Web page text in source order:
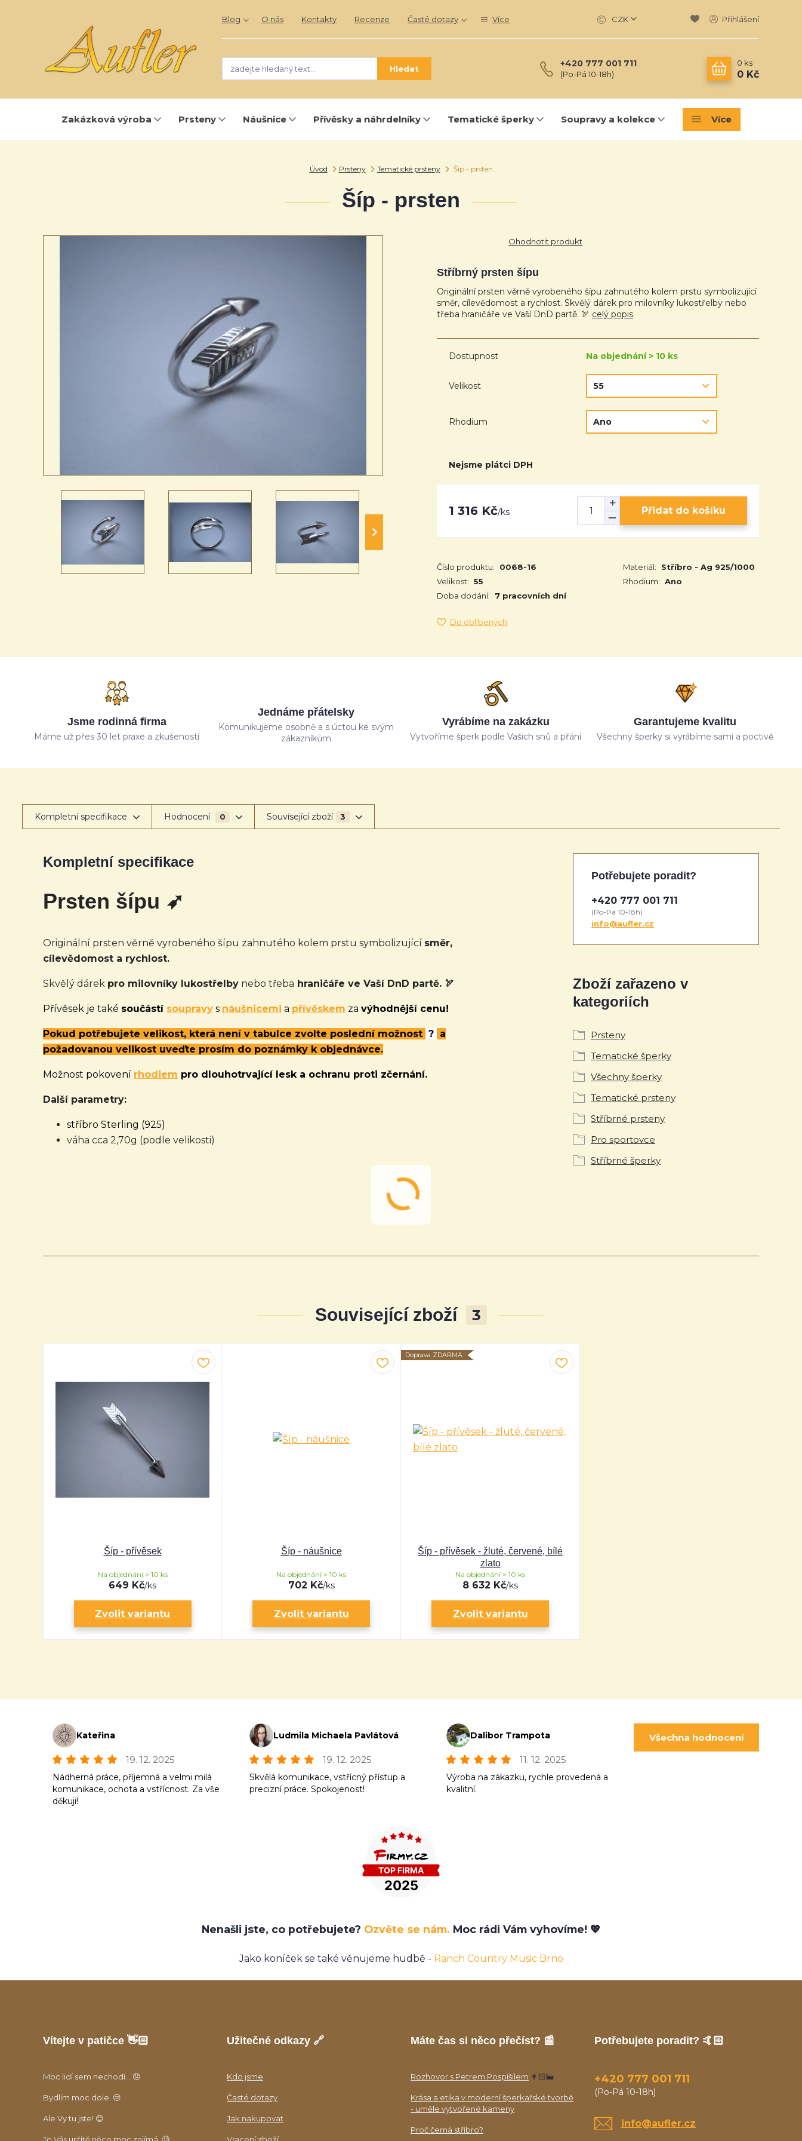
Blog O nás Kontakty Recenze Časté dotazy Více CZK Přihlášení
Hledat +420 777 001 711
(Po-Pá 10-18h)
0 ks
0 Kč
Zakázková výroba Prsteny Náušnice Přívěsky a náhrdelníky Tematické šperky Soupravy a kolekce Více
Úvod Prsteny Tematické prsteny Šíp - prsten
Šíp - prsten
Ohodnotit produkt
Stříbrný prsten šípu
Originální prsten věrně vyrobeného šípu zahnutého kolem prstu symbolizující
směr, cílevědomost a rychlost. Skvělý dárek pro milovníky lukostřelby nebo
třeba hraničáře ve Vaší DnD partě. 🏹 celý popis
Dostupnost Na objednání > 10 ks
Velikost
Rhodium
Nejsme plátci DPH
1 316 Kč/ks Přidat do košíku
Číslo produktu: 0068-16 Materiál:
Stříbro - Ag 925/1000
Velikost: 55 Rhodium: Ano
Doba dodání:
7 pracovních dní
Do oblíbených
Jsme rodinná firma
Máme už přes 30 let praxe a zkušeností
Jednáme přátelsky
Komunikujeme osobně a s úctou ke svým
zákazníkům
Vyrábíme na zakázku
Vytvoříme šperk podle Vašich snů a přání
Garantujeme kvalitu
Všechny šperky si vyrábíme sami a poctivě
Kompletní specifikace Hodnocení 0 Související zboží 3
Kompletní specifikace
Prsten šípu ➶
Originální prsten věrně vyrobeného šípu zahnutého kolem prstu symbolizující směr,
cílevědomost a rychlost.
Skvělý dárek pro milovníky lukostřelby nebo třeba hraničáře ve Vaší DnD partě. 🏹
Přívěsek je také součástí soupravy s náušnicemi a přívěskem za výhodnější cenu!
Pokud potřebujete velikost, která není v tabulce zvolte poslední možnost ? a
požadovanou velikost uveďte prosím do poznámky k objednávce.
Možnost pokovení rhodiem pro dlouhotrvající lesk a ochranu proti zčernání.
Další parametry:
stříbro Sterling (925)
váha cca 2,70g (podle velikosti)
Zboží zařazeno v
kategoriích
Prsteny
Tematické šperky
Všechny šperky
Tematické prsteny
Stříbrné prsteny
Pro sportovce
Stříbrné šperky
Potřebujete poradit?
+420 777 001 711
(Po-Pá 10-18h)
info@aufler.cz
Související zboží 3
Šíp - přívěsek
649 Kč/ks
Na objednání > 10 ks
Zvolit variantu
Šíp - náušnice
702 Kč/ks
Na objednání > 10 ks
Zvolit variantu
Doprava ZDARMA
Šíp - přívěsek - žluté, červené, bílé
zlato
8 632 Kč/ks
Na objednání > 10 ks
Zvolit variantu
Kateřina
19. 12. 2025
Nádherná práce, příjemná a velmi milá
komunikace, ochota a vstřícnost. Za vše
děkuji!
Ludmila Michaela Pavlátová
19. 12. 2025
Skvělá komunikace, vstřícný přístup a
precizní práce. Spokojenost!
Dalibor Trampota
11. 12. 2025
Výroba na zákazku, rychle provedená a
kvalitní.
Všechna hodnocení
Nenašli jste, co potřebujete? Ozvěte se nám. Moc rádi Vám vyhovíme! 💖
Jako koníček se také věnujeme hudbě - Ranch Country Music Brno
Vítejte v patičce 👋🏻
Moc lidí sem nechodí... 😞
Bydlím moc dole. 😒
Ale Vy tu jste! 😊
Užitečné odkazy 🔗
Kdo jsme
Časté dotazy
Jak nakupovat
Máte čas si něco přečíst? 📰
Rozhovor s Petrem Pospíšilem 👨🏻‍🏭
Krása a etika v moderní šperkařské tvorbě
- uměle vytvořené kameny
Proč černá stříbro?
Potřebujete poradit? 🤙🏻
+420 777 001 711
(Po-Pá 10-18h)
info@aufler.cz